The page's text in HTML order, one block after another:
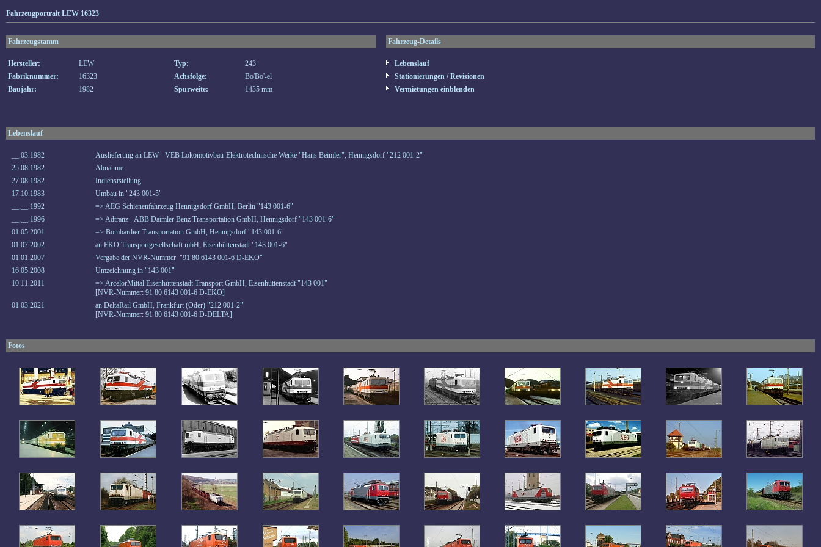
Fahrzeugportrait LEW 16323
Fahrzeugstamm Fahrzeug-Details
Hersteller: LEW Typ: 243
Lebenslauf
Fabriknummer:
16323 Achsfolge: Bo'Bo'-el
Stationierungen / Revisionen
Baujahr:
1982 Spurweite: 1435 mm Vermietungen einblenden
Lebenslauf
__.03.1982
Auslieferung an LEW - VEB Lokomotivbau-Elektrotechnische Werke "Hans Beimler", Hennigsdorf "212 001-2"
25.08.1982
Abnahme
27.08.1982
Indienststellung
17.10.1983
Umbau in "243 001-5"
__.__.1992
=> AEG Schienenfahrzeug Hennigsdorf GmbH, Berlin "143 001-6"
__.__.1996
=> Adtranz - ABB Daimler Benz Transportation GmbH, Hennigsdorf "143 001-6"
01.05.2001
=> Bombardier Transportation GmbH, Hennigsdorf "143 001-6"
01.07.2002
an EKO Transportgesellschaft mbH, Eisenhüttenstadt "143 001-6"
01.01.2007
Vergabe der NVR-Nummer "91 80 6143 001-6 D-EKO"
16.05.2008
Umzeichnung in "143 001"
10.11.2011
=> ArcelorMittal Eisenhüttenstadt Transport GmbH, Eisenhüttenstadt "143 001"
[NVR-Nummer: 91 80 6143 001-6 D-EKO]
01.03.2021
an DeltaRail GmbH, Frankfurt (Oder) "212 001-2"
[NVR-Nummer: 91 80 6143 001-6 D-DELTA]
Fotos